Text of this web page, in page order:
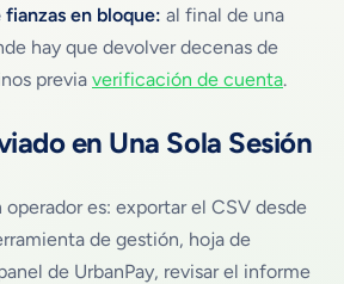
fianzas en bloque: al final de una
hay que devolver decenas de
previa verificación de cuenta.
en Una Sola Sesión
es: exportar el CSV desde
de gestión, hoja de
de UrbanPay, revisar el informe